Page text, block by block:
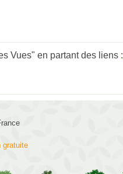
Vues" en partant des liens :
gratuite